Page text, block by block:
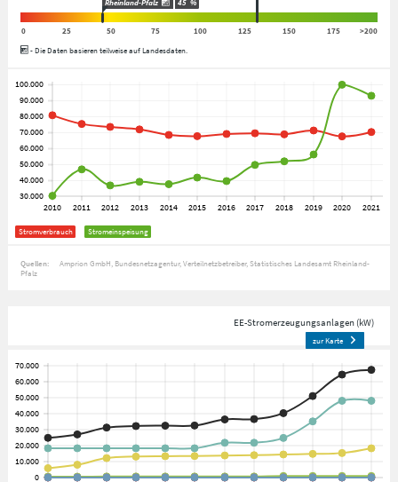
Rheinland-Pfalz 45 %
0 25 50 75 100 125 150 175
>200
- Die Daten basieren teilweise auf Landesdaten.
Stromverbrauch Stromeinspeisung
Quellen: Amprion GmbH Bundesnetzagentur Verteilnetzbetreiber Statistisches Landesamt Rheinland-
Pfalz
EE-Stromerzeugungsanlagen (kW)
zur Karte